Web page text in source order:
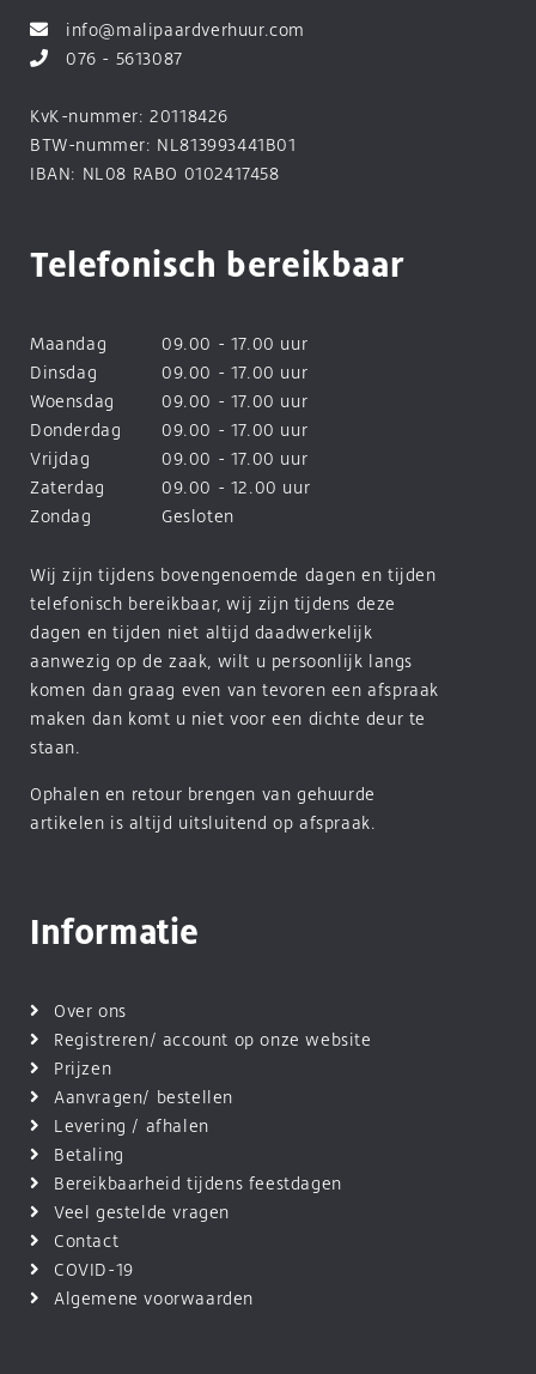
info@malipaardverhuur.com
076 - 5613087
KvK-nummer: 20118426
BTW-nummer: NL813993441B01
IBAN: NL08 RABO 0102417458
Telefonisch bereikbaar
Maandag
09.00 - 17.00 uur
Dinsdag
09.00 - 17.00 uur
Woensdag
09.00 - 17.00 uur
Donderdag
09.00 - 17.00 uur
Vrijdag
09.00 - 17.00 uur
Zaterdag
09.00 - 12.00 uur
Zondag
Gesloten
Wij zijn tijdens bovengenoemde dagen en tijden
telefonisch bereikbaar, wij zijn tijdens deze
dagen en tijden niet altijd daadwerkelijk
aanwezig op de zaak, wilt u persoonlijk langs
komen dan graag even van tevoren een afspraak
maken dan komt u niet voor een dichte deur te
staan.
Ophalen en retour brengen van gehuurde
artikelen is altijd uitsluitend op afspraak.
Informatie
Over ons
Registreren/ account op onze website
Prijzen
Aanvragen/ bestellen
Levering / afhalen
Betaling
Bereikbaarheid tijdens feestdagen
Veel gestelde vragen
Contact
COVID-19
Algemene voorwaarden